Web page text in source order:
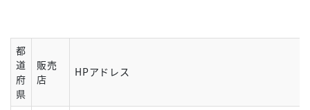
都
道
府
県
販売
店
HPアドレス